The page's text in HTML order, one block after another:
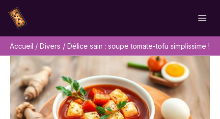
contenu
Accueil
Divers Délice sain : soupe tomate-tofu simplissime !
Rechercher